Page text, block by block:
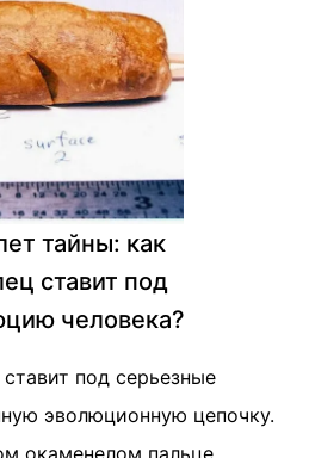
тайны: как
ставит под
человека?
под серьезные
эволюционную цепочку.
окаменелом пальце